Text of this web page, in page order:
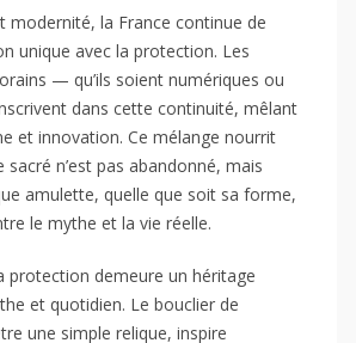
modernité, la France continue de
unique avec la protection. Les
— qu’ils soient numériques ou
dans cette continuité, mêlant
et innovation. Ce mélange nourrit
n’est pas abandonné, mais
amulette, quelle que soit sa forme,
le mythe et la vie réelle.
protection demeure un héritage
et quotidien. Le bouclier de
une simple relique, inspire